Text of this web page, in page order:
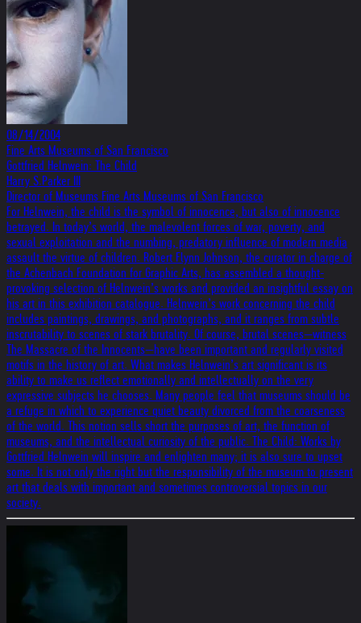
08/14/2004
Fine Arts Museums of San Francisco
Gottfried Helnwein: The Child
Harry S.Parker III
Director of Museums Fine Arts Museums of San Francisco
For Helnwein, the child is the symbol of innocence, but also of innocence
betrayed. In today’s world, the malevolent forces of war, poverty, and
sexual exploitation and the numbing, predatory influence of modern media
assault the virtue of children. Robert Flynn Johnson, the curator in charge of
the Achenbach Foundation for Graphic Arts, has assembled a thought-
provoking selection of Helnwein’s works and provided an insightful essay on
his art in this exhibition catalogue. Helnwein’s work concerning the child
includes paintings, drawings, and photographs, and it ranges from subtle
inscrutability to scenes of stark brutality. Of course, brutal scenes—witness
The Massacre of the Innocents—have been important and regularly visited
motifs in the history of art. What makes Helnwein’s art significant is its
ability to make us reflect emotionally and intellectually on the very
expressive subjects he chooses. Many people feel that museums should be
a refuge in which to experience quiet beauty divorced from the coarseness
of the world. This notion sells short the purposes of art, the function of
museums, and the intellectual curiosity of the public. The Child: Works by
Gottfried Helnwein will inspire and enlighten many; it is also sure to upset
some. It is not only the right but the responsibility of the museum to present
art that deals with important and sometimes controversial topics in our
society.